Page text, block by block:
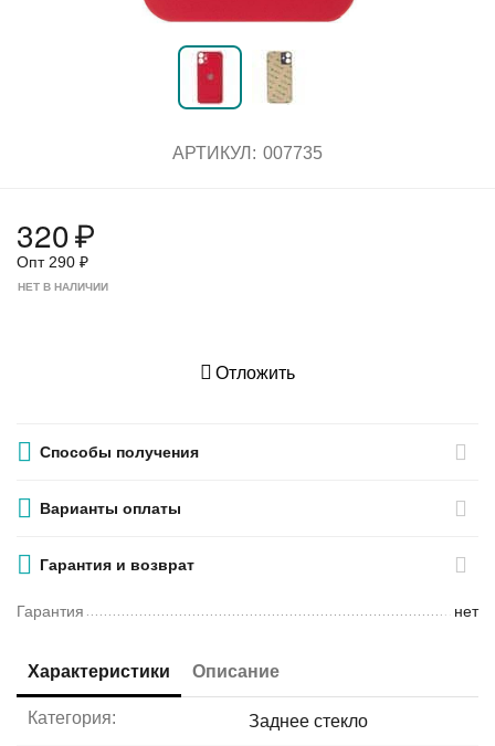
АРТИКУЛ: 007735
320₽
Опт 290 ₽
НЕТ В НАЛИЧИИ
Отложить
Способы получения
Варианты оплаты
Гарантия и возврат
Гарантия нет
Характеристики Описание
Категория: Заднее стекло